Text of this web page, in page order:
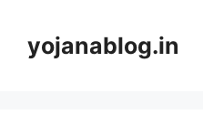
yojanablog.in